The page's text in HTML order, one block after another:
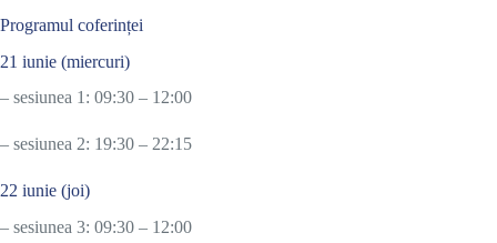
Programul coferinței
21 iunie (miercuri)
– sesiunea 1: 09:30 – 12:00
– sesiunea 2: 19:30 – 22:15
22 iunie (joi)
– sesiunea 3: 09:30 – 12:00